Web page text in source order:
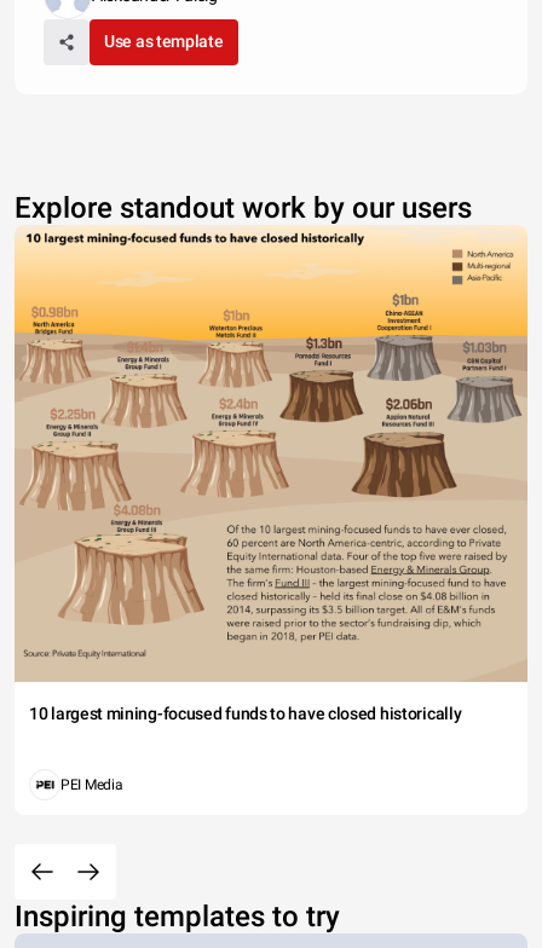
Use as template
Explore standout work by our users
10 largest mining-focused funds to have closed historically
PEI Media
Inspiring templates to try